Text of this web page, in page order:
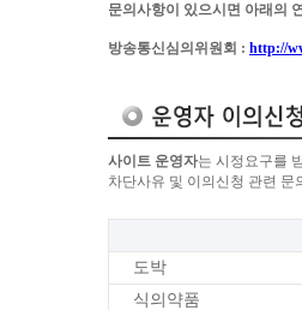
문의사항이 있으시면 아래의
방송통신심의위원회 : http://
사이트 운영자는 시정요구를
차단사유 및 이의신청 관련
도박
식의약품